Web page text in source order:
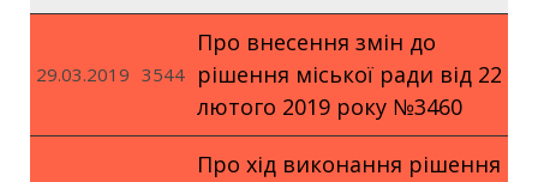
29.03.2019 3544
Про внесення змін до
рішення міської ради від 22
лютого 2019 року №3460
Про хід виконання рішення